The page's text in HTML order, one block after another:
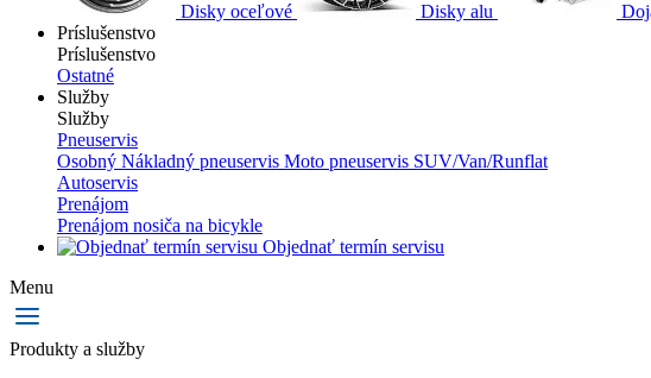
Disky oceľové Disky alu
Príslušenstvo
Príslušenstvo
Ostatné
Služby
Služby
Pneuservis
Osobný Nákladný pneuservis Moto pneuservis SUV/Van/Runflat
Autoservis
Prenájom
Prenájom nosiča na bicykle
Objednať termín servisu
Menu
Produkty a služby